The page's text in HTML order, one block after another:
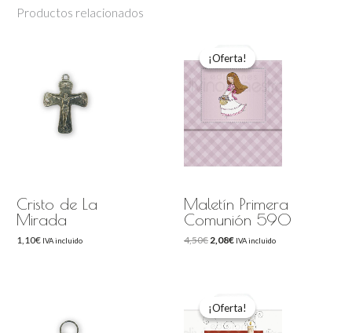
Productos relacionados
Cristo de La
Mirada
1,10€ IVA incluido
¡Oferta!
¡Oferta!
Maletín Primera
Comunión 590
4,50€
original
era:
4,50€.
2,08€
actual
es:
2,08€.
IVA incluido
¡Oferta!
¡Oferta!
original
era:
4,50€.
actual
es:
2,08€.